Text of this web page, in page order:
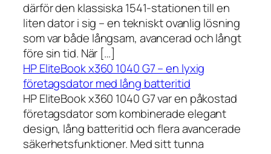
därför den klassiska 1541-stationen till en
liten dator i sig – en tekniskt ovanlig lösning
som var både långsam, avancerad och långt
före sin tid. När […]
HP EliteBook x360 1040 G7 – en lyxig
företagsdator med lång batteritid
HP EliteBook x360 1040 G7 var en påkostad
företagsdator som kombinerade elegant
design, lång batteritid och flera avancerade
säkerhetsfunktioner. Med sitt tunna